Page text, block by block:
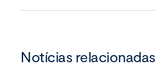
Notícias relacionadas